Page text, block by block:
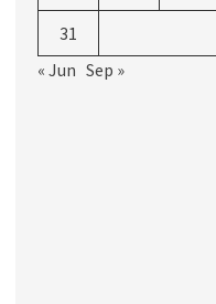
31
« Jun Sep »